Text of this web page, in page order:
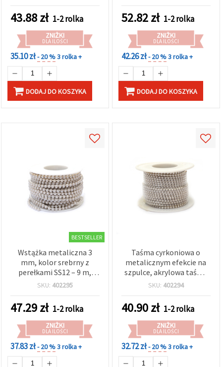
43.88zł 1-2 rolka
ZNIŻKI
DLA ILOŚCI
35.10 zł- 20 %3 rolka +
DODAJ DO KOSZYKA
52.82zł 1-2 rolka
ZNIŻKI
DLA ILOŚCI
42.26 zł- 20 %3 rolka +
DODAJ DO KOSZYKA
BESTSELLER
Wstążka metaliczna 3
mm, kolor srebrny z
perełkami SS12 – 9 m,
ozdoba DIY do biżuterii,
ślubnych
SKU: 402295
47.29zł 1-2 rolka
ZNIŻKI
DLA ILOŚCI
37.83 zł- 20 %3 rolka +
Taśma cyrkoniowa o
metalicznym efekcie na
szpulce, akrylowa taśma
koralikowa (imitacja
błyszcząca ozdoba do
rękodzieła i DIY, docinana
na wymiar: do szycia,
wyrobu biżuterii, dekoracji
ślubnych i imprezowych
oraz pakowania
prezentów
SKU: 402294
40.90zł 1-2 rolka
ZNIŻKI
DLA ILOŚCI
32.72 zł- 20 %3 rolka +